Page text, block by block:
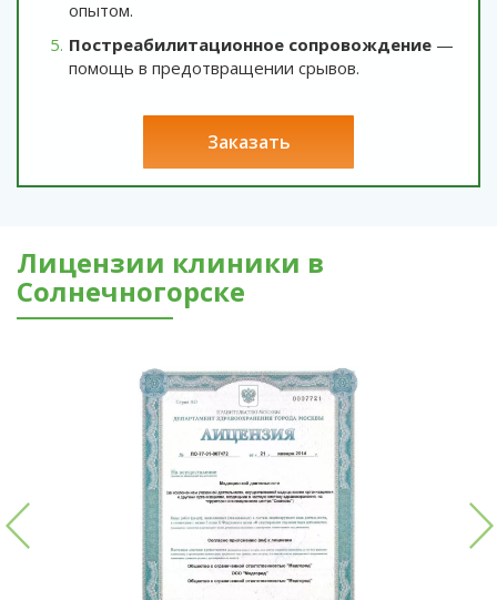
опытом.
Постреабилитационное сопровождение —
помощь в предотвращении срывов.
заказать
Лицензии клиники в
Солнечногорске